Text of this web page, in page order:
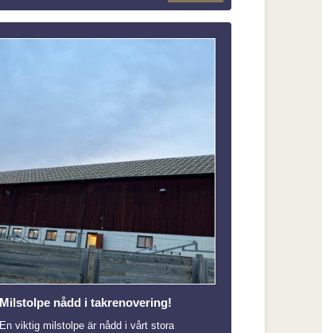
Milstolpe nådd i takrenovering!
En viktig milstolpe är nådd i vårt stora